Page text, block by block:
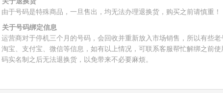
由于号码是特殊商品，一旦售出，均无法办理退换货，购买之前请慎重！
关于号码绑定信息
运营商对于停机三个月的号码，会回收并重新放入市场销售，所以有些
淘宝、支付宝、微信等信息，如有以上情况，可联系客服帮忙解绑之前
码实名制之后无法退换货，以免带来不必要麻烦。